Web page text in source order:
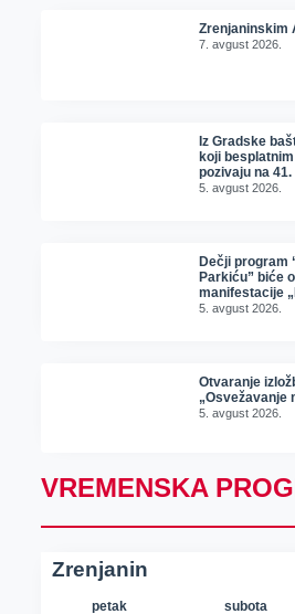
Zrenjaninskim
7. avgust 2026.
Iz Gradske
koji
pozivaju na 41.
5. avgust 2026.
Dečji program
Parkiću” biće
manifestacije
5. avgust 2026.
Otvaranje
„Osvežavanje
5. avgust 2026.
VREMENSKA